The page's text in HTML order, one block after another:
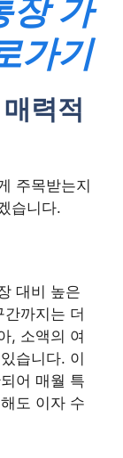
장 가
가기
력적
주목받는지
습니다.
대비 높은
까지는 더
, 소액의 여
습니다. 이
어 매월 특
도 이자 수